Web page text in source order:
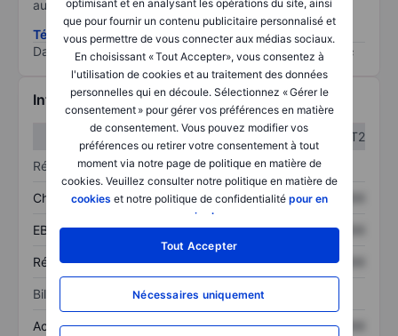
optimisant et en analysant les opérations du site, ainsi
que pour fournir un contenu publicitaire personnalisé et
vous permettre de vous connecter aux médias sociaux.
En choisissant « Tout Accepter», vous consentez à
l'utilisation de cookies et au traitement des données
personnelles qui en découle. Sélectionnez « Gérer le
consentement » pour gérer vos préférences en matière
de consentement. Vous pouvez modifier vos
préférences ou retirer votre consentement à tout
moment via notre page de politique en matière de
cookies. Veuillez consulter notre politique en matière de
cookies et notre politique de confidentialité pour en
savoir plus
Tout Accepter
Nécessaires uniquement
au risque le plus élevé).
Télécharger la méthodologie ESG (en anglais)
Data provided by
/
Informations financières
T1
T2
Résultats
Chiffre d’affaires XXXXXXX XXXXXXX
EBITDA XXXXXXX XXXXXXX
Résultat net XXXXXXX XXXXXXX
Bilan
Actif total XXXXXXX XXXXXXX